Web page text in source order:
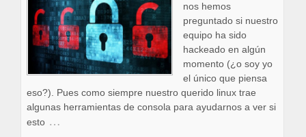
nos hemos
preguntado si nuestro
equipo ha sido
hackeado en algún
momento (¿o soy yo
el único que piensa
eso?). Pues como siempre nuestro querido linux trae
algunas herramientas de consola para ayudarnos a ver si
esto …